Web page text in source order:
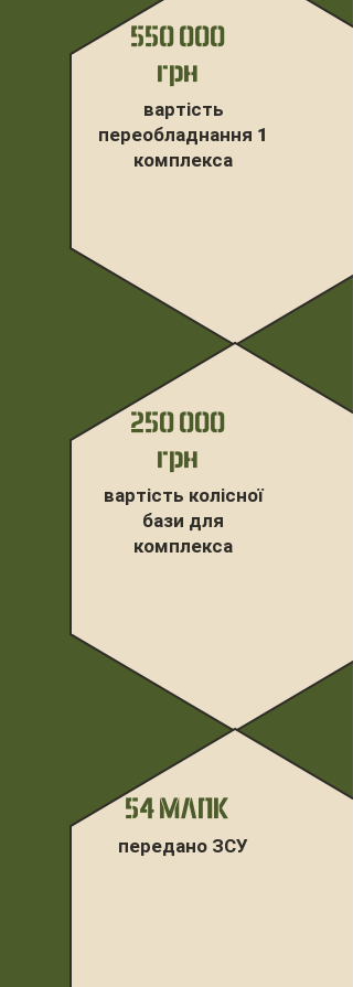
550 000
грн
вартість
переобладнання 1
комплекса
250 000
грн
вартість колісної
бази для
комплекса
54 МЛПК
передано ЗСУ